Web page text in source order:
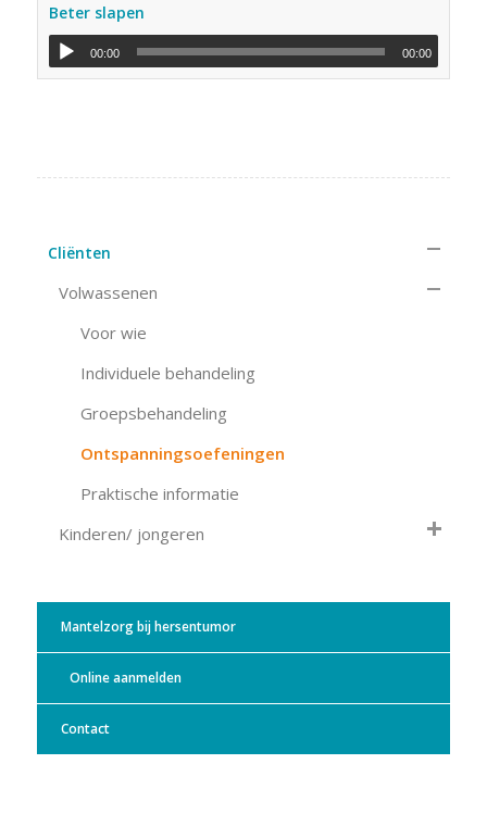
Beter slapen
00:00 00:00
Cliënten
Volwassenen
Voor wie
Individuele behandeling
Groepsbehandeling
Ontspanningsoefeningen
Praktische informatie
Kinderen/ jongeren
Mantelzorg bij hersentumor
Online aanmelden
Contact